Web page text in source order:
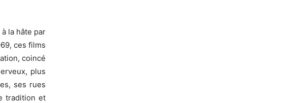
la hâte par
ces films
coincé
plus
ses rues
tradition et